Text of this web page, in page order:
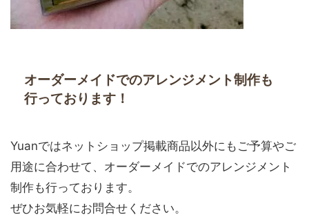
オーダーメイドでのアレンジメント制作も
行っております！
Yuanではネットショップ掲載商品以外にもご予算やご
用途に合わせて、オーダーメイドでのアレンジメント
制作も行っております。
ぜひお気軽にお問合せください。